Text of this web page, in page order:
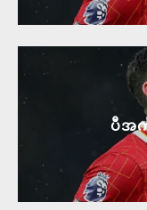
ပီအ